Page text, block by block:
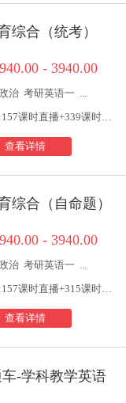
综合（统考）
- 3940.00
治 考研英语一
初试:157课时直播+339课时视频
查看详情
综合（自命题）
- 3940.00
治 考研英语一 ...
初试:157课时直播+315课时视频
查看详情
-学科教学英语